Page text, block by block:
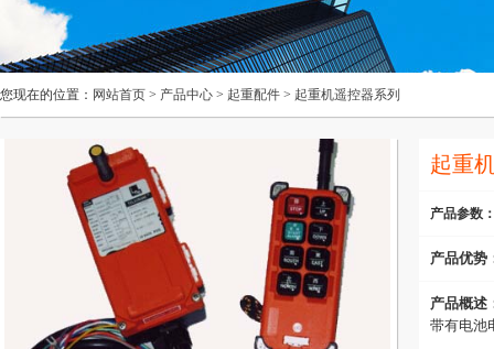
您现在的位置： 网站首页 > 产品中心 > 起重配件 > 起重机遥控器系列
起重
产品参数
产品优势
产品概述
带有电池